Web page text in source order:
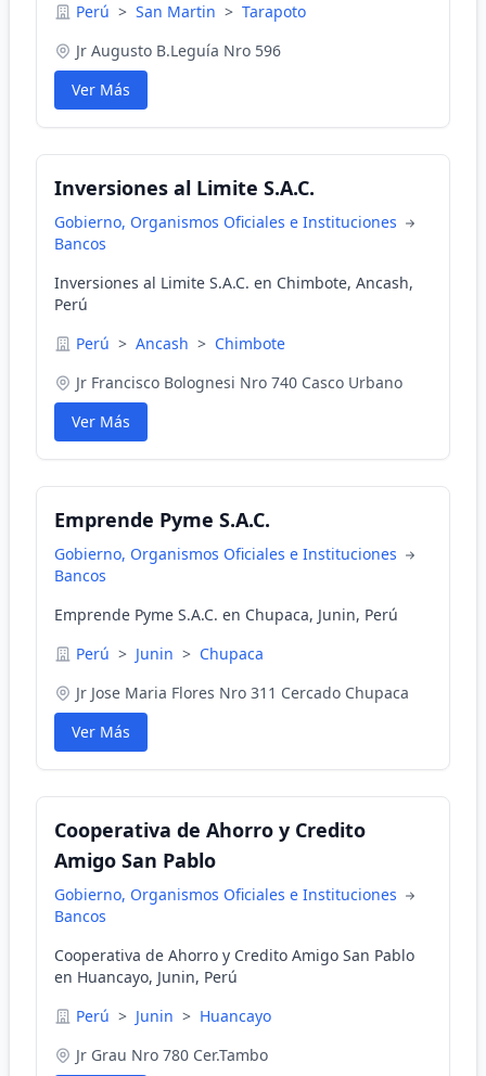
Perú > San Martin > Tarapoto
Jr Augusto B.Leguía Nro 596
Ver Más
Inversiones al Limite S.A.C.
Gobierno, Organismos Oficiales e Instituciones
Bancos
Inversiones al Limite S.A.C. en Chimbote, Ancash,
Perú
Perú > Ancash > Chimbote
Jr Francisco Bolognesi Nro 740 Casco Urbano
Ver Más
Emprende Pyme S.A.C.
Gobierno, Organismos Oficiales e Instituciones
Bancos
Emprende Pyme S.A.C. en Chupaca, Junin, Perú
Perú > Junin > Chupaca
Jr Jose Maria Flores Nro 311 Cercado Chupaca
Ver Más
Cooperativa de Ahorro y Credito
Amigo San Pablo
Gobierno, Organismos Oficiales e Instituciones
Bancos
Cooperativa de Ahorro y Credito Amigo San Pablo
en Huancayo, Junin, Perú
Perú > Junin > Huancayo
Jr Grau Nro 780 Cer.Tambo